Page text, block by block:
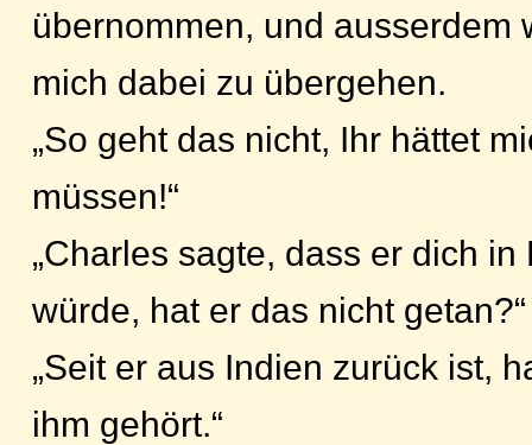
übernommen, und ausserdem
mich dabei zu übergehen.
„So geht das nicht, Ihr hättet
müssen!“
„Charles sagte, dass er dich
würde, hat er das nicht getan?“
„Seit er aus Indien zurück ist,
ihm gehört.“